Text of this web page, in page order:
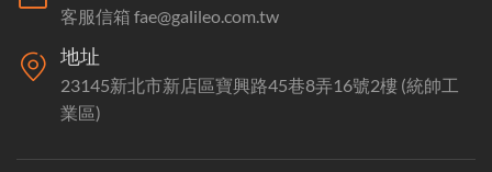
客服信箱 fae@galileo.com.tw
地址
23145新北市新店區寶興路45巷8弄16號2樓 (統帥工
業區)